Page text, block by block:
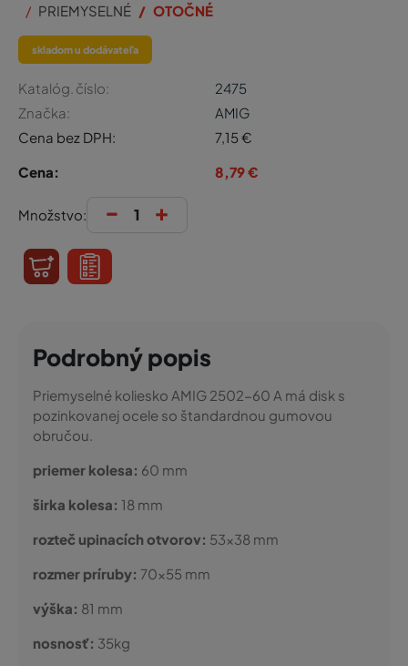
PRIEMYSELNÉ
OTOČNÉ
skladom u dodávateľa
Katalóg. číslo:
2475
Značka:
AMIG
Cena bez DPH:
7,15€
Cena:
8,79€
Množstvo: - +
Podrobný popis
Priemyselné koliesko AMIG 2502-60 A má disk s
pozinkovanej ocele so štandardnou gumovou
obručou.
priemer kolesa: 60 mm
širka kolesa: 18 mm
rozteč upinacích otvorov: 53x38 mm
rozmer príruby: 70x55 mm
výška: 81 mm
nosnosť: 35kg